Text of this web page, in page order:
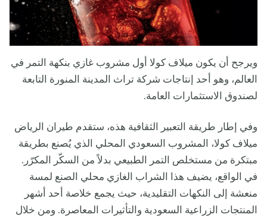
ويرجح أن يكون ميلاف كولا أول مشروب غازي بنكهة التمر في
العالم، وهو أحد إنتاجات شركة تراث المدينة المنورة التابعة
لصندوق الاستثمارات العامة.
وفي إطار طريقة التعبير الثقافية هذه، ستقدم طيران الرياض
ميلاف كولا، المشروب السعودي المحلي الذي يُصنع بطريقة
مبتكرة من مستخلص التمر الطبيعي بدلاً من السكّر المكرّر.
في الواقع، يضيف هذا الشراب الغازي محلي الصنع لمسة
منعشة إلى النكهات التقليدية، حيث يجمع خلاصة أحد أشهر
المنتجات الزراعية السعودية والتأثيرات المعاصرة. ومن خلال